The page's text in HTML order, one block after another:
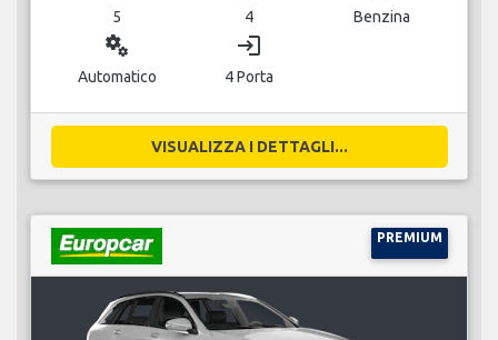
5 4 Benzina
miscellaneous_services
Automatico
login
4 Porta
VISUALIZZA I DETTAGLI...
PREMIUM